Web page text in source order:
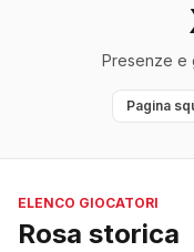
Presenze e
Pagina
ELENCO GIOCATORI
Rosa storica